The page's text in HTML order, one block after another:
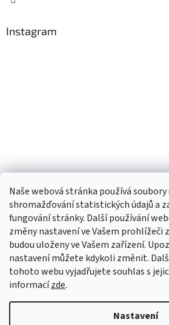
Naše webová stránka používá
shromažďování statistických údajů a
fungování stránky. Další používání
změny nastavení ve Vašem prohlížeči
budou uloženy ve Vašem zařízení.
nastavení můžete kdykoli změnit.
tohoto webu vyjadřujete souhlas s
informacízde.
Nastavení
Instagram
TIk Tok Instagram